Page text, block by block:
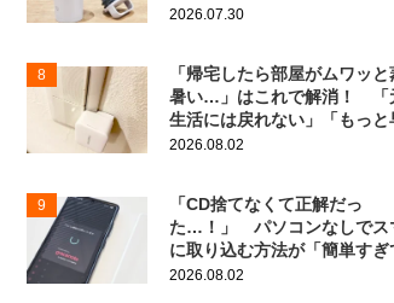
に戻れない！」
2026.07.30
8
「帰宅したら部屋がムワッと
暑い…」はこれで解消！ 「
生活には戻れない」「もっと
知りたかった」
2026.08.02
9
「CD捨てなくて正解だっ
た…！」 パソコンなしでス
に取り込む方法が「簡単すぎ
子抜け」「この曲聴きたかっ
2026.08.02